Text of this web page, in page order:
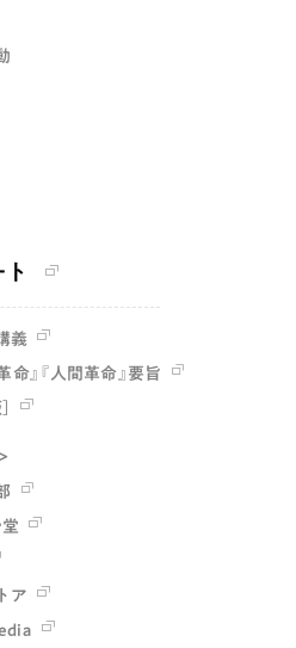
義
命』『人間革命』要旨
ア